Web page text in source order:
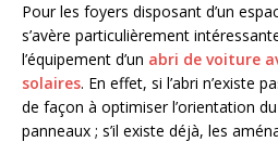
Pour les foyers disposant d’un
s’avère particulièrement
l’équipement d’un abri de voiture
solaires. En effet, si l’abri n’existe
de façon à optimiser l’orientation
panneaux ; s’il existe déjà, les